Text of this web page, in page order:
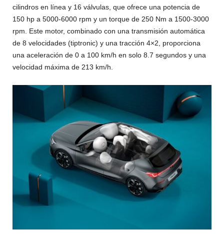
cilindros en línea y 16 válvulas, que ofrece una potencia de
150 hp a 5000-6000 rpm y un torque de 250 Nm a 1500-3000
rpm. Este motor, combinado con una transmisión automática
de 8 velocidades (tiptronic) y una tracción 4×2, proporciona
una aceleración de 0 a 100 km/h en solo 8.7 segundos y una
velocidad máxima de 213 km/h.